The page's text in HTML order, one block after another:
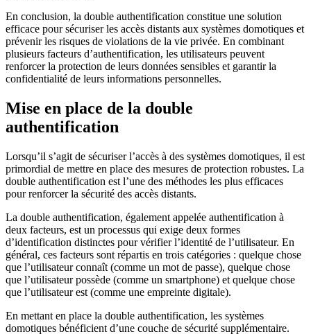
En conclusion, la double authentification constitue une solution
efficace pour sécuriser les accès distants aux systèmes domotiques et
prévenir les risques de violations de la vie privée. En combinant
plusieurs facteurs d’authentification, les utilisateurs peuvent
renforcer la protection de leurs données sensibles et garantir la
confidentialité de leurs informations personnelles.
Mise en place de la double
authentification
Lorsqu’il s’agit de sécuriser l’accès à des systèmes domotiques, il est
primordial de mettre en place des mesures de protection robustes. La
double authentification est l’une des méthodes les plus efficaces
pour renforcer la sécurité des accès distants.
La double authentification, également appelée authentification à
deux facteurs, est un processus qui exige deux formes
d’identification distinctes pour vérifier l’identité de l’utilisateur. En
général, ces facteurs sont répartis en trois catégories : quelque chose
que l’utilisateur connaît (comme un mot de passe), quelque chose
que l’utilisateur possède (comme un smartphone) et quelque chose
que l’utilisateur est (comme une empreinte digitale).
En mettant en place la double authentification, les systèmes
domotiques bénéficient d’une couche de sécurité supplémentaire.